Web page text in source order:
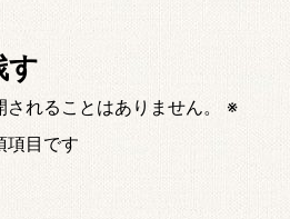
す
れることはありません。
※
項目です